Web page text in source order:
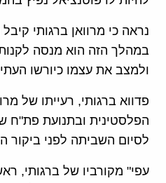
נראה כי מרוואן ברגותי
במהלך הזה הוא מנסה
ולמצב את עצמו כיורשו
הפלסטינית ובתנועת פת"ח
לסיום השביתה לפני ביקור
עפי" מקורביו של ברגותי,